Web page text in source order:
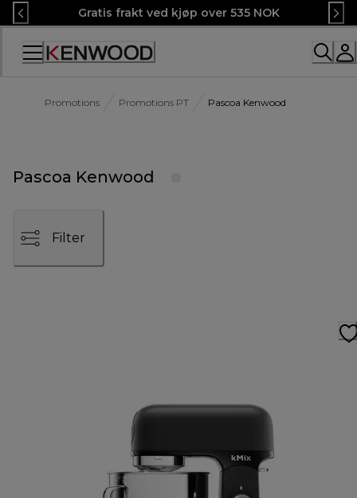
Skip
to
Content
Gratis frakt ved kjøp over 535 NOK
Promotions Promotions PT Pascoa Kenwood
Pascoa Kenwood
Filter